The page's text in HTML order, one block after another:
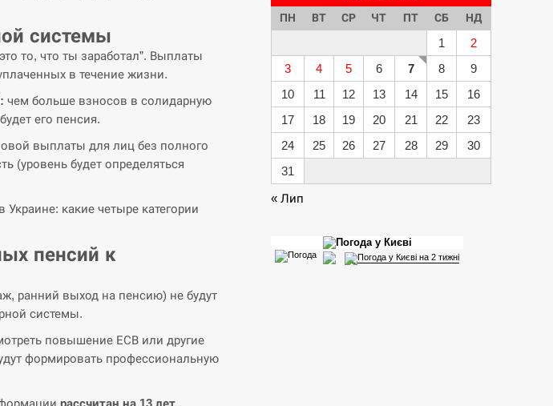
системы
то, что ты заработал”. Выплаты
в течение жизни.
чем больше взносов в солидарную
его пенсия.
выплаты для лиц без полного
(уровень будет определяться
Украине: какие четыре категории
пенсий к
ранний выход на пенсию) не будут
системы.
повышение ЕСВ или другие
формировать профессиональную
рассчитан на 13 лет.
ПН ВТ СР ЧТ ПТ СБ НД
1
2
3
4 5 6 7 8
9
10
11 12 13 14 15
16
17
18 19 20 21 22
23
24
25 26 27 28 29
30
31
« Лип